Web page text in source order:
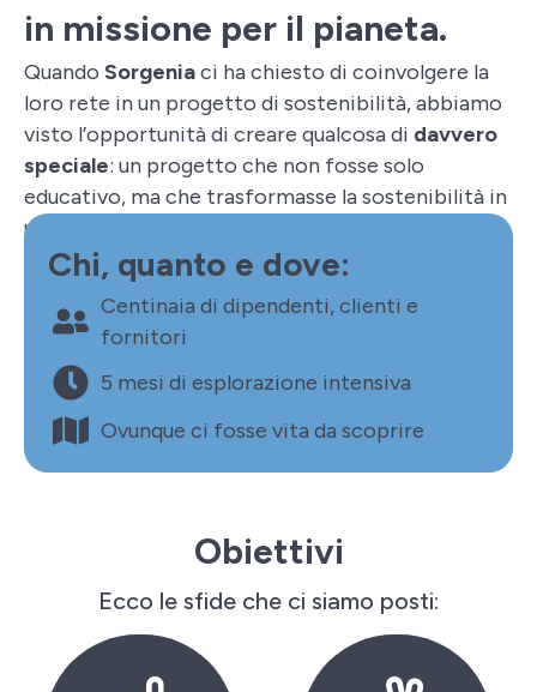
in missione per il pianeta.
Quando Sorgeniaci ha chiesto di coinvolgere la
loro rete in un progetto di sostenibilità, abbiamo
visto l’opportunità di creare qualcosa di davvero
speciale: un progetto che non fosse solo
educativo, ma che trasformasse la sostenibilità in
un’
Chi, quanto e dove:
Centinaia di dipendenti, clienti e
fornitori
5 mesi di esplorazione intensiva
Ovunque ci fosse vita da scoprire
Obiettivi
Ecco le sfide che ci siamo posti: